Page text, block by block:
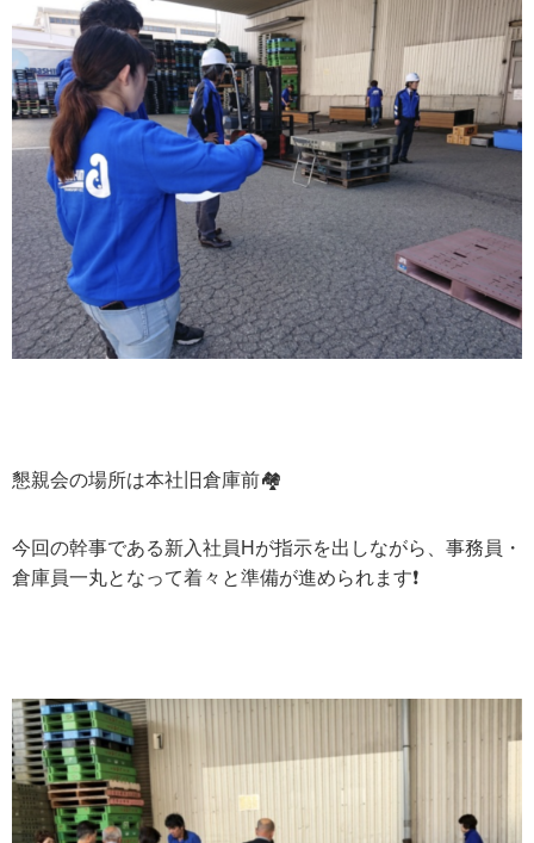
懇親会の場所は本社旧倉庫前🏘
今回の幹事である新入社員 H が指示を出しながら、事務員・
倉庫員一丸となって着々と準備が進められます❗️